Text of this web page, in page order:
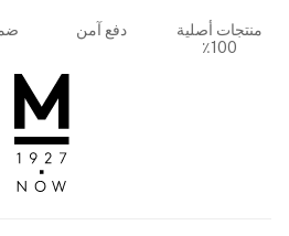
منتجات أصلية
100٪
دفع آمن